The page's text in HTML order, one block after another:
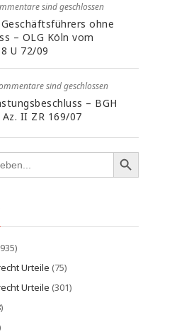
sind geschlossen
ohne
– OLG Köln vom
U 72/09
sind geschlossen
– BGH
II ZR 169/07
Urteile (75)
Urteile (301)